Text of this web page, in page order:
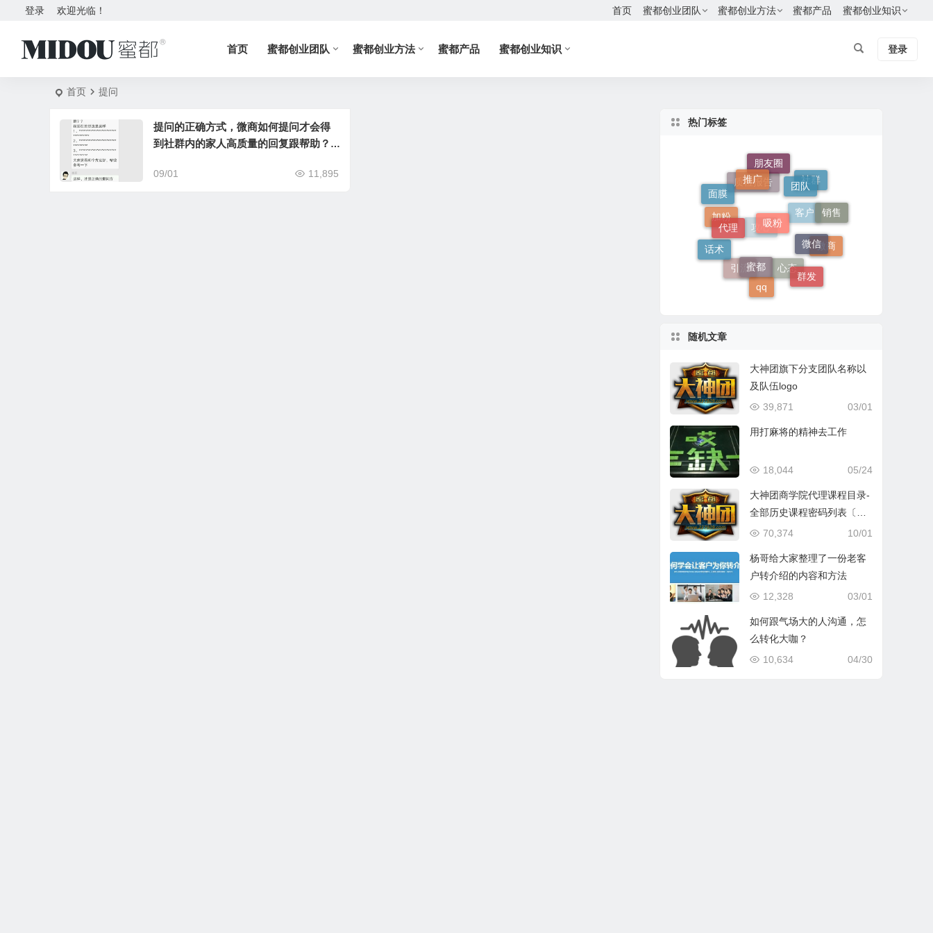
欢迎光临！
登录 首页 蜜都创业团队 蜜都创业方法 蜜都产品 蜜都创业知识
首页 蜜都创业团队 蜜都创业方法 蜜都产品 蜜都创业知识 登录
首页 提问
提问的正确方式，微商如何提问才会得
到社群内的家人高质量的回复跟帮助？
09/01 11,895
热门标签
质检报告
朋友圈
社群
客户
攻心
加粉
面膜
推广
团队
销售
微商
心态
引流
话术
代理
吸粉
微信
群发
qq
蜜都
随机文章
大神团旗下分支团队名称以
及队伍logo
03/01
39,871
用打麻将的精神去工作
05/24
18,044
大神团商学院代理课程目录-
全部历史课程密码列表〔持
续更新，请收藏此链接〕10/01
70,374
杨哥给大家整理了一份老客
户转介绍的内容和方法
03/01
12,328
如何跟气场大的人沟通，怎
么转化大咖？
04/30
10,634